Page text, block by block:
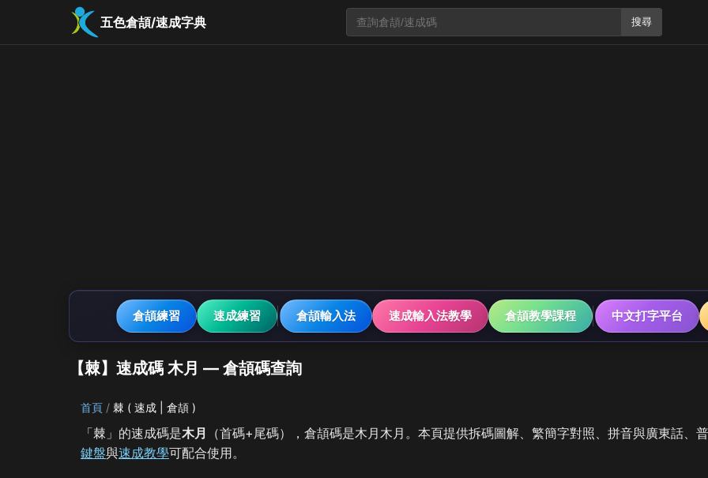
五色倉頡/速成字典 搜尋
倉頡練習 速成練習 倉頡輸入法 速成輸入法教學 倉頡教學課程 中文打字平台
【棘】速成碼 木月 — 倉頡碼查詢
首頁 棘 ( 速成 | 倉頡 )
「棘」的速成碼是木月
（首碼+尾碼），倉頡碼是木月木月。本頁提供拆碼圖解、繁簡字對照、拼音與廣東話、
鍵盤與速成教學可配合使用。